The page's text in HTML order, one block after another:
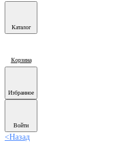
Каталог
Корзина
Избранное
Войти
<Назад